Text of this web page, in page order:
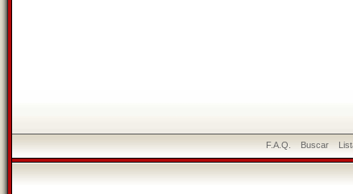
F.A.Q. Buscar